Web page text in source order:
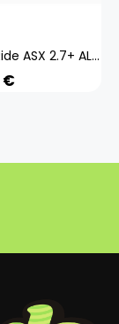
Ghost HybRide ASX 2.7+ AL U 29/27,5+ Zoll E Mountainbike Fully E-Bike MTB Pedelec Full Suspension 650B
€